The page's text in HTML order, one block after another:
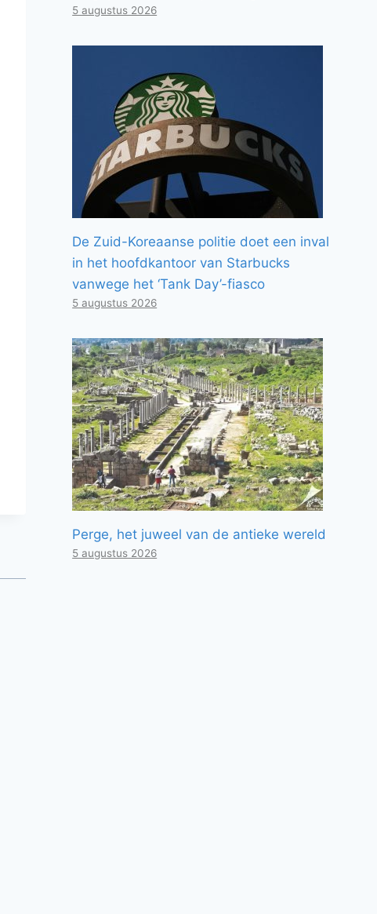
5 augustus 2026
De Zuid-Koreaanse politie doet een inval
in het hoofdkantoor van Starbucks
vanwege het ‘Tank Day’-fiasco
5 augustus 2026
Perge, het juweel van de antieke wereld
5 augustus 2026